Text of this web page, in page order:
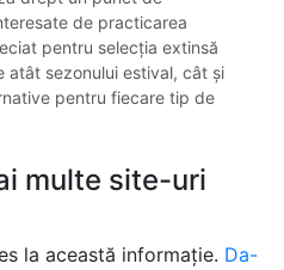
de practicarea
pentru selecția extinsă
sezonului estival, cât și
pentru fiecare tip de
multe site-uri
la această informație. Da-